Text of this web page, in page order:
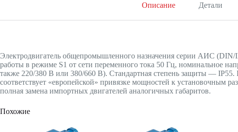
Описание Детали
Электродвигатель общепромышленного назначения серии АИС (DIN/
работы в режиме S1 от сети переменного тока 50 Гц, номинальное
также 220/380 В или 380/660 В). Стандартная степень защиты —
соответствует «европейской» привязке мощностей к установочным
полная замена импортных двигателей аналогичных габаритов.
Похожие